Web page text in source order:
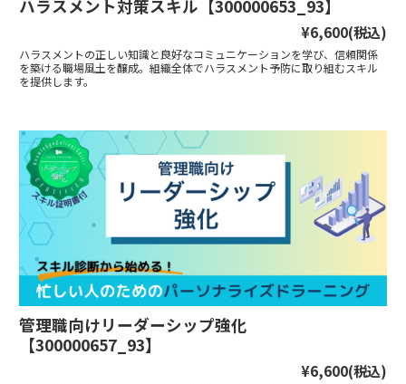
ハラスメント対策スキル【300000653_93】
¥6,600(税込)
ハラスメントの正しい知識と良好なコミュニケーションを学び、信頼関係
を築ける職場風土を醸成。組織全体でハラスメント予防に取り組むスキル
を提供します。
管理職向けリーダーシップ強化
【300000657_93】
¥6,600(税込)